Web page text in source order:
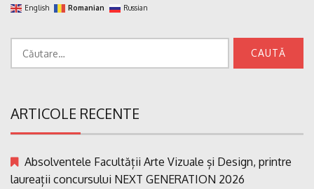
English Romanian Russian
ARTICOLE RECENTE
Absolventele Facultății Arte Vizuale și Design, printre
laureații concursului NEXT GENERATION 2026